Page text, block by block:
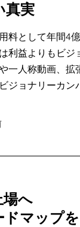
真実
料として年間4
利益よりもビジ
一人称動画、拡
ジョナリーカン
場へ
ドマップを